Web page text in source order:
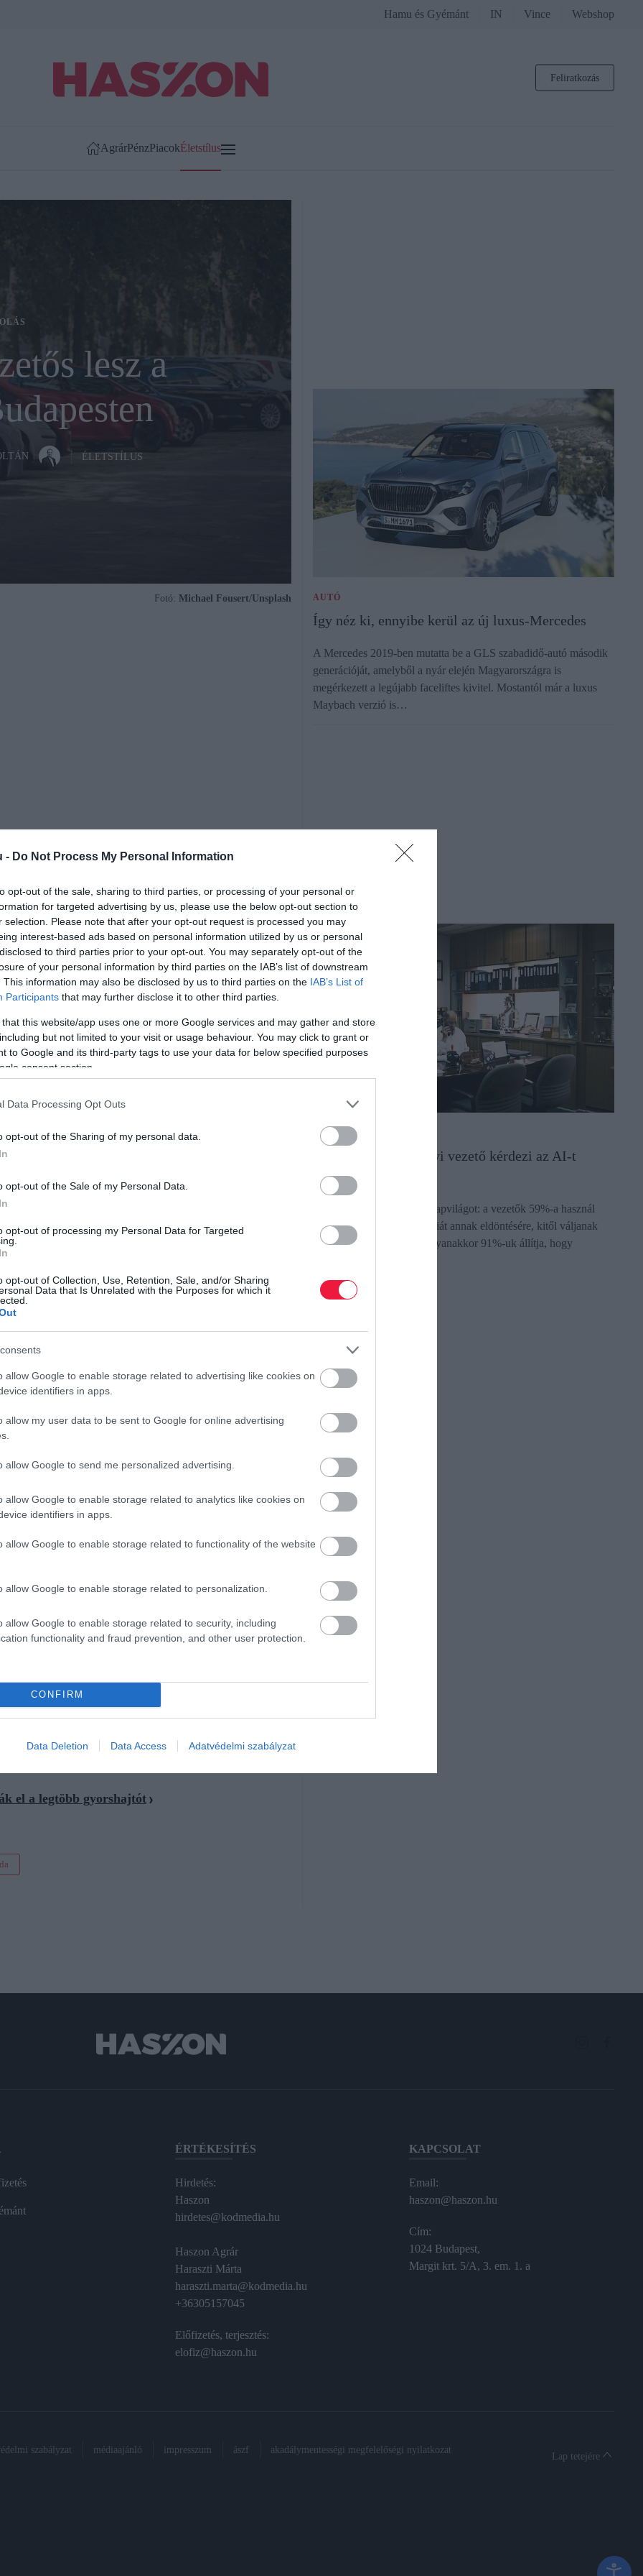
- Do Not Process My Personal Information
opt-out of the sale, sharing to third parties, or processing of your personal or
for targeted advertising by us, please use the below opt-out section to
selection. Please note that after your opt-out request is processed you may
interest-based ads based on personal information utilized by us or personal
to third parties prior to your opt-out. You may separately opt-out of the
of your personal information by third parties on the IAB’s list of downstream
This information may also be disclosed by us to third parties on the IAB’s List of
Participants that may further disclose it to other third parties.
that this website/app uses one or more Google services and may gather and store
but not limited to your visit or usage behaviour. You may click to grant or
to Google and its third-party tags to use your data for below specified purposes
consent section.
Data Processing Opt Outs
opt-out of the Sharing of my personal data.
opt-out of the Sale of my Personal Data.
opt-out of processing my Personal Data for Targeted
opt-out of Collection, Use, Retention, Sale, and/or Sharing
Data that Is Unrelated with the Purposes for which it
allow Google to enable storage related to advertising like cookies on
identifiers in apps.
allow my user data to be sent to Google for online advertising
allow Google to send me personalized advertising.
allow Google to enable storage related to analytics like cookies on
identifiers in apps.
allow Google to enable storage related to functionality of the website
allow Google to enable storage related to personalization.
allow Google to enable storage related to security, including
functionality and fraud prevention, and other user protection.
CONFIRM
Data Deletion Data Access Adatvédelmi szabályzat
Hamu és Gyémánt IN Vince Webshop
Feliratkozás
AgrárPénzPiacokÉletstílus
lesz a
ÉLETSTÍLUS
Fotó: Michael Fousert/Unsplash
a fizetős parkolás." Ezzel a címmel
parkolásüzemeltető cége.
forrásként a Google Keresőben!
parkolási rendszerében: 2026. február 1-től Albertfalva
a Galvani út, Andor utca, Egér út, vasút, Kitérő út és
is ingyenes marad a parkolás az érintett területen.
az albertfalvai zónára érvényesek,nem az egész
között lesznek használhatók.
díjszabása lakásonként differenciált:
forint lesz az éves várakozási díj.
2026. március 1. napjáig türelmi időszak lesz, azaz
lesz a parkolás Budapesten
(ez a parkolóórán is szerepel),mozgáskorlátozott
helyeken (önkormányzati hatáskör, Budapesten a zöld
lehetnek ezek?
kényszerű várakozás, sürgős kórházi ellátást igénylő
a bírság elengedését vagy méltányossági alapon
az adott parkolási társaságnak, és bizonyítani a
A hivatal mérlegeli az esetet, de nem köteles azt
hogy valamilyen módon (másik automatánál,
elengedni a pótdíjat a parkolási mobilalkalmazás
az sms-t. Ilyenkor valószínűleg élhetsz az 5 perces
az eseteket korábban a
el a legtöbb gyorshajtót
AUTÓ
Így néz ki, ennyibe kerül az új luxus-Mercedes
A Mercedes 2019-ben mutatta be a GLS szabadidő-autó második
generációját, amelyből a nyár elején Magyarországra is
megérkezett a legújabb faceliftes kivitel. Mostantól már a luxus
Maybach verzió is…
ÁLLÁS
Sokkoló, hogy mennyi vezető kérdezi az AI-t
kirúgás előtt
Döbbenetes adatok láttak napvilágot: a vezetők 59%-a használ
már mesterséges intelligenciát annak eldöntésére, kitől váljanak
meg egy leépítés során. Ugyanakkor 91%-uk állítja, hogy
rectangle
ÉRTÉKESÍTÉS
Hirdetés:
Haszon
hirdetes@kodmedia.hu
Haszon Agrár
Haraszti Márta
haraszti.marta@kodmedia.hu
+36305157045
Előfizetés, terjesztés:
elofiz@haszon.hu
KAPCSOLAT
Email:
haszon@haszon.hu
Cím:
1024 Budapest,
Margit krt. 5/A, 3. em. 1. a
szabályzat médiaajánló impresszum ászf akadálymentességi megfelelőségi nyilatkozat
Lap tetejére